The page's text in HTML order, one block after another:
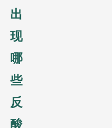
出
现
哪
些
反
酸